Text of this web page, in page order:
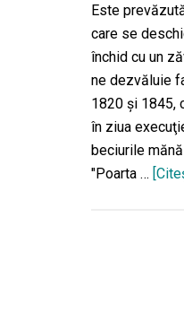
Este
care se
închid cu un
ne dezvăluie
1820 și 1845,
în ziua
beciurile
"Poarta …